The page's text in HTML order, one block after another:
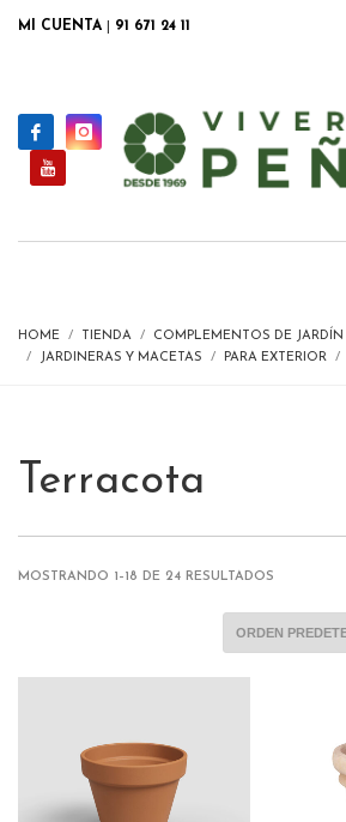
MI CUENTA 91 671 24 11
HOME TIENDA
COMPLEMENTOS DE JARDÍN
JARDINERAS Y MACETAS
PARA EXTERIOR
Terracota
MOSTRANDO 1–18 DE 24 RESULTADOS